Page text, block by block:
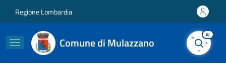
Regione Lombardia
Comune di Mulazzano
AI